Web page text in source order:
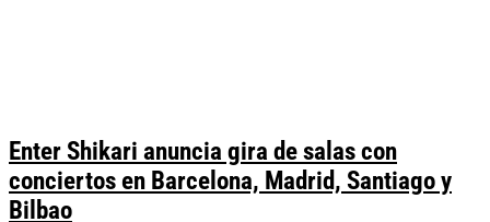
Enter Shikari anuncia gira de salas con
conciertos en Barcelona, Madrid, Santiago y
Bilbao